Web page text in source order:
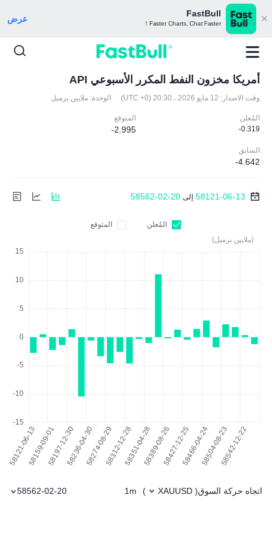
FastBull
Faster Charts, Chat Faster！ عرض
أمريكا مخزون النفط المكرر الأسبوعي API
وقت الاصدار: 12 مايو 2026 ، 20:30 (UTC +0) الوحدة: ملايين برميل
المُعلن
-0.319
المتوقع
-2.995
السابق
-4.642
58121-06-13 إلى 58562-02-20
المُعلن
المتوقع
(ملايين برميل)
اتجاه حركة السوق(
XAUUSD
)
1m
58562-02-20